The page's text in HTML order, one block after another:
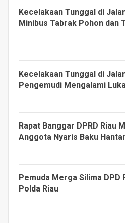
Kecelakaan Tunggal di
Minibus Tabrak Pohon dan
Kecelakaan Tunggal di
Pengemudi Mengalami
Rapat Banggar DPRD Riau
Anggota Nyaris Baku
Pemuda Merga Silima
Polda Riau